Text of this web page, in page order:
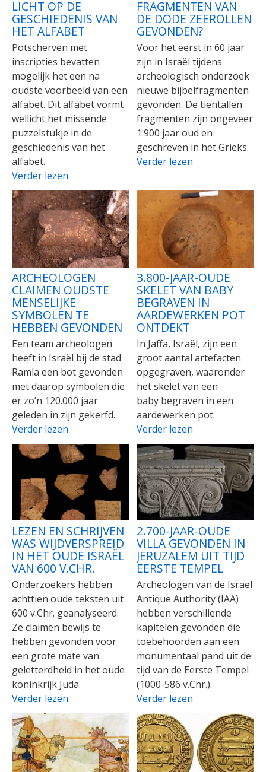
LICHT OP DE
GESCHIEDENIS VAN
HET ALFABET
Potscherven met
inscripties bevatten
mogelijk het een na
oudste voorbeeld van een
alfabet. Dit alfabet vormt
wellicht het missende
puzzelstukje in de
geschiedenis van het
alfabet.
Verder lezen
FRAGMENTEN VAN
DE DODE ZEEROLLEN
GEVONDEN?
Voor het eerst in 60 jaar
zijn in Israël tijdens
archeologisch onderzoek
nieuwe bijbelfragmenten
gevonden. De tientallen
fragmenten zijn ongeveer
1.900 jaar oud en
geschreven in het Grieks.
Verder lezen
ARCHEOLOGEN
CLAIMEN OUDSTE
MENSELIJKE
SYMBOLEN TE
HEBBEN GEVONDEN
Een team archeologen
heeft in Israël bij de stad
Ramla een bot gevonden
met daarop symbolen die
er zo’n 120.000 jaar
geleden in zijn gekerfd.
Verder lezen
3.800-JAAR-OUDE
SKELET VAN BABY
BEGRAVEN IN
AARDEWERKEN POT
ONTDEKT
In Jaffa, Israël, zijn een
groot aantal artefacten
opgegraven, waaronder
het skelet van een
baby begraven in een
aardewerken pot.
Verder lezen
LEZEN EN SCHRIJVEN
WAS WIJDVERSPREID
IN HET OUDE ISRAËL
VAN 600 V.CHR.
Onderzoekers hebben
achttien oude teksten uit
600 v.Chr. geanalyseerd.
Ze claimen bewijs te
hebben gevonden voor
een grote mate van
geletterdheid in het oude
koninkrijk Juda.
Verder lezen
2.700-JAAR-OUDE
VILLA GEVONDEN IN
JERUZALEM UIT TIJD
EERSTE TEMPEL
Archeologen van de Israel
Antique Authority (IAA)
hebben verschillende
kapitelen gevonden die
toebehoorden aan een
monumentaal pand uit de
tijd van de Eerste Tempel
(1000-586 v.Chr.).
Verder lezen